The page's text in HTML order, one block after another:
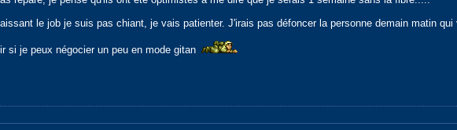
le job je suis pas chiant, je vais patienter. J'irais pas défoncer la personne demain matin
si je peux négocier un peu en mode gitan